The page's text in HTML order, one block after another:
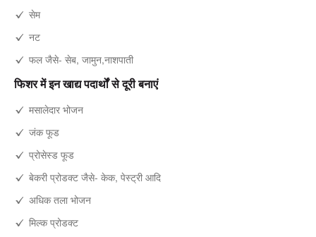
सेम
नट
फल जैसे- सेब, जामुन,नाशपाती
फिशर में इन खाद्य पदार्थों से दूरी बनाएं
मसालेदार भोजन
जंक फूड
प्रोसेस्ड फूड
बेकरी प्रोडक्ट जैसे- केक, पेस्ट्री आदि
अधिक तला भोजन
मिल्क प्रोडक्ट